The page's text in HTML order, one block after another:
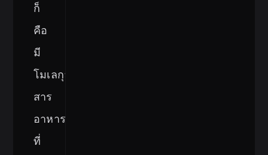
ก็
คือ
มี
โมเลกุล
สาร
อาหาร
ที่